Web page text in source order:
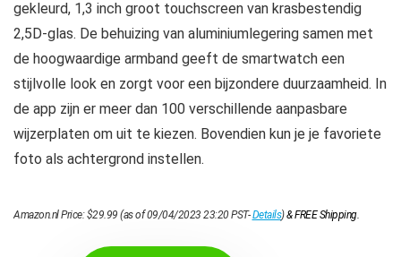
gekleurd, 1,3 inch groot touchscreen van krasbestendig
2,5D-glas. De behuizing van aluminiumlegering samen met
de hoogwaardige armband geeft de smartwatch een
stijlvolle look en zorgt voor een bijzondere duurzaamheid. In
de app zijn er meer dan 100 verschillende aanpasbare
wijzerplaten om uit te kiezen. Bovendien kun je je favoriete
foto als achtergrond instellen.
Amazon.nl Price:$29.99 (as of 09/04/2023 23:20 PST-Details)&FREE Shipping.